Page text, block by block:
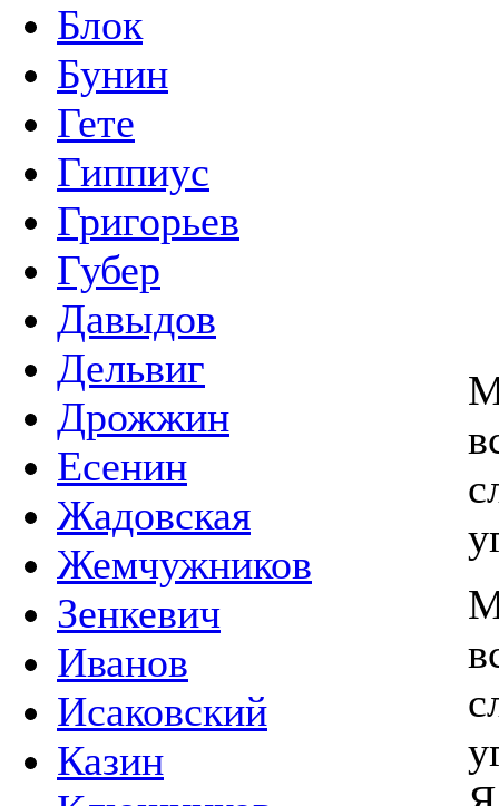
Блок
Бунин
Гете
Гиппиус
Григорьев
Губер
Давыдов
Дельвиг
Дрожжин
Есенин
Жадовская
Жемчужников
Зенкевич
Иванов
Исаковский
Казин